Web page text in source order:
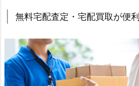
無料宅配査定・宅配買取が便利